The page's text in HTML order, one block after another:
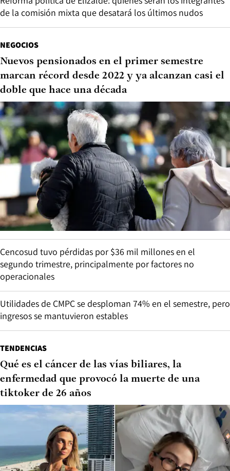
de la comisión mixta que desatará los últimos nudos
NEGOCIOS
Nuevos pensionados en el primer semestre
marcan récord desde 2022 y ya alcanzan casi el
doble que hace una década
Cencosud tuvo pérdidas por $36 mil millones en el
segundo trimestre, principalmente por factores no
operacionales
Utilidades de CMPC se desploman 74% en el semestre, pero
ingresos se mantuvieron estables
TENDENCIAS
Qué es el cáncer de las vías biliares, la
enfermedad que provocó la muerte de una
tiktoker de 26 años